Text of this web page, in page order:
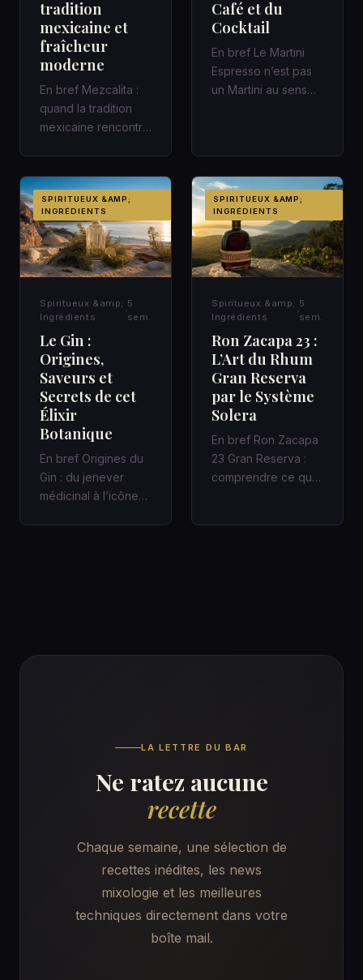
tradition
mexicaine et
fraîcheur
moderne
En bref Mezcalita :
quand la tradition
mexicaine rencontre
d’a…
Café et du
Cocktail
En bref Le Martini
Espresso n’est pas
un Martini au sens
SPIRITUEUX &AMP;
INGRÉDIENTS
Spiritueux &amp;
Ingrédients
5
sem.
Le Gin :
Origines,
Saveurs et
Secrets de cet
Élixir
Botanique
En bref Origines du
Gin : du jenever
médicinal à l’icône
SPIRITUEUX &AMP;
INGRÉDIENTS
Spiritueux &amp;
Ingrédients
5
sem.
Ron Zacapa 23 :
L’Art du Rhum
Gran Reserva
par le Système
Solera
En bref Ron Zacapa
23 Gran Reserva :
comprendre ce que
LA LETTRE DU BAR
Ne ratez aucune
recette
Chaque semaine, une sélection de
recettes inédites, les news
mixologie et les meilleures
techniques directement dans votre
boîte mail.